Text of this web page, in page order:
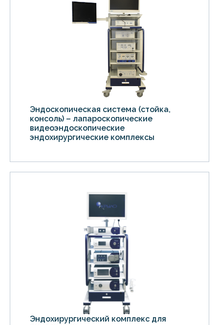
Эндоскопическая система (стойка,
консоль) – лапароскопические
видеоэндоскопические
эндохирургические комплексы
Эндохирургический комплекс для